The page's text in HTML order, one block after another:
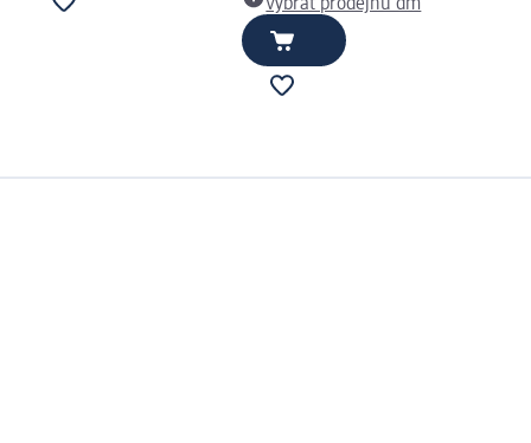
Vybrat prodejnu dm